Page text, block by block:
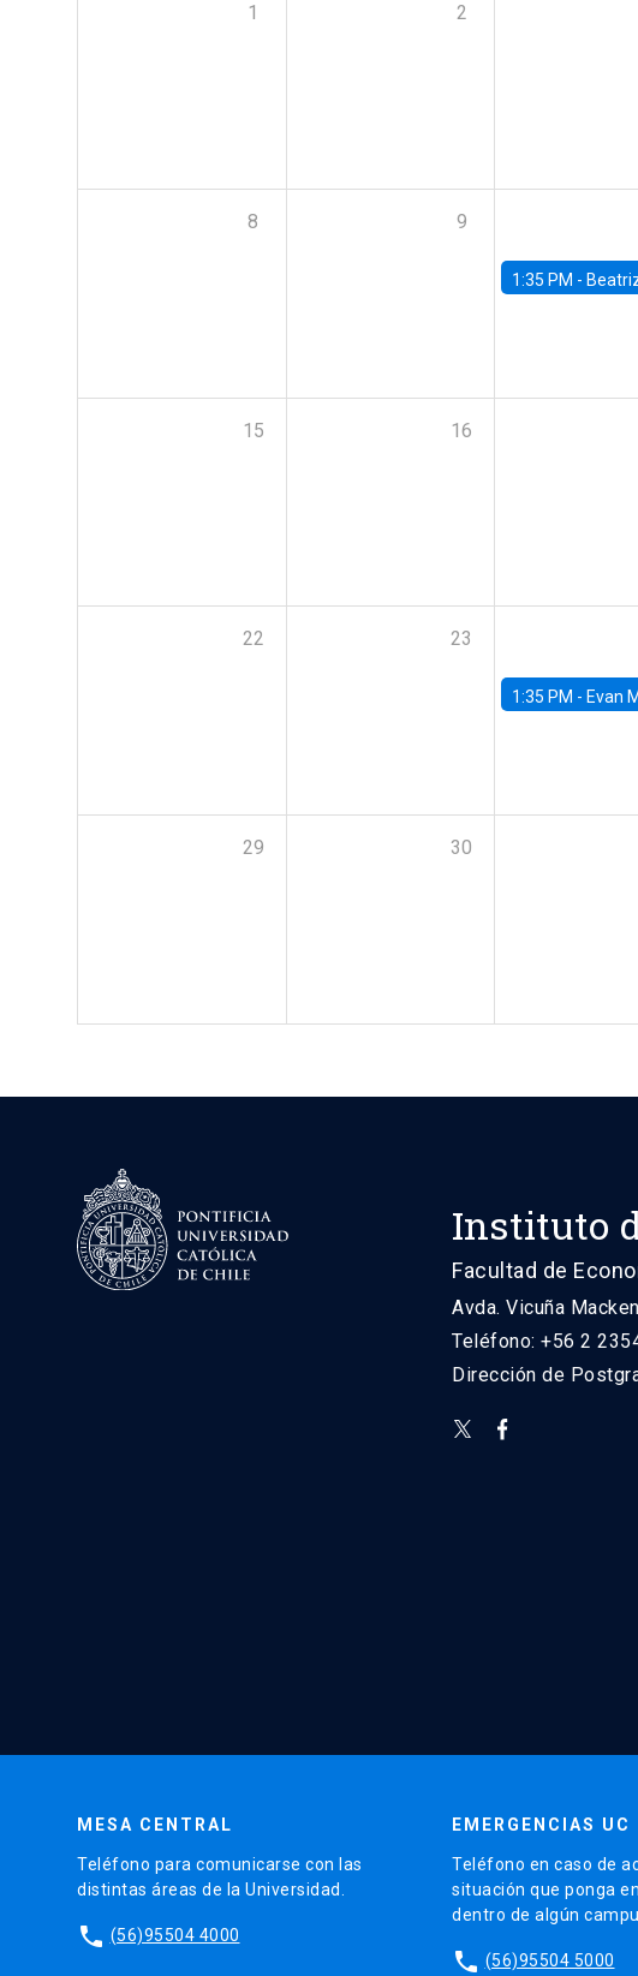
1 2
8 9
1:35 PM - Beatriz Ahumada, PhD candidate,
15 16
22 23
1:35 PM - Evan Munro, Neyman Visiting Assistant Professor in the
29 30
Instituto
Facultad de
Avda. Vicuña
Teléfono: +56 2
Dirección de
MESA CENTRAL
Teléfono para comunicarse con las
distintas áreas de la Universidad.
phone (56)95504 4000
EMERGENCIAS UC
Teléfono en caso de
situación que ponga
dentro de algún
phone (56)95504 5000